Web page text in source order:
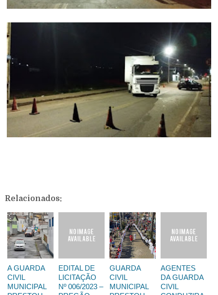
Relacionados:
A GUARDA
CIVIL
MUNICIPAL
EDITAL DE
LICITAÇÃO
Nº 006/2023 –
GUARDA
CIVIL
MUNICIPAL
AGENTES
DA GUARDA
CIVIL